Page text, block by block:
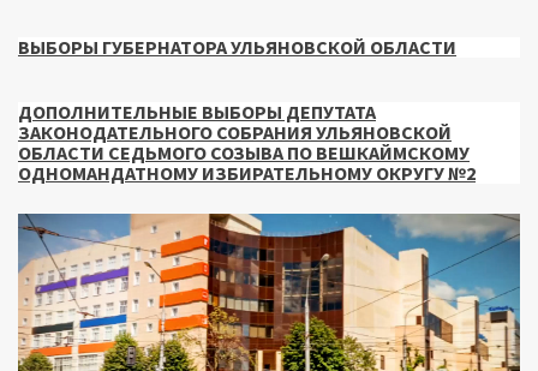
ВЫБОРЫ ГУБЕРНАТОРА УЛЬЯНОВСКОЙ ОБЛАСТИ
ДОПОЛНИТЕЛЬНЫЕ ВЫБОРЫ ДЕПУТАТА
ЗАКОНОДАТЕЛЬНОГО СОБРАНИЯ УЛЬЯНОВСКОЙ
ОБЛАСТИ СЕДЬМОГО СОЗЫВА ПО ВЕШКАЙМСКОМУ
ОДНОМАНДАТНОМУ ИЗБИРАТЕЛЬНОМУ ОКРУГУ №2